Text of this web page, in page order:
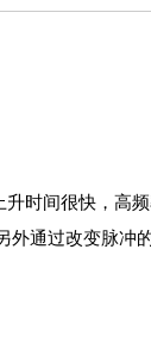
升时间很快 ， 高
外通过改变脉冲